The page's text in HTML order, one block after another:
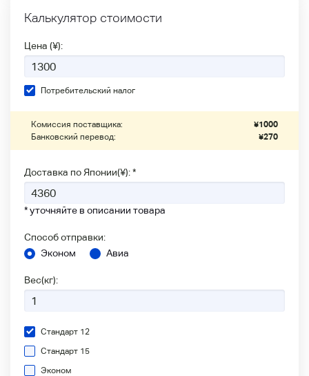
Калькулятор стоимости
Цена (¥):
Потребительский налог
Комиссия поставщика: ¥1000
Банковский перевод:
¥270
Доставка по Японии(¥): *
* уточняйте в описании товара
Способ отправки:
Эконом
Авиа
Вес(кг):
Стандарт 12
Стандарт 15
Эконом